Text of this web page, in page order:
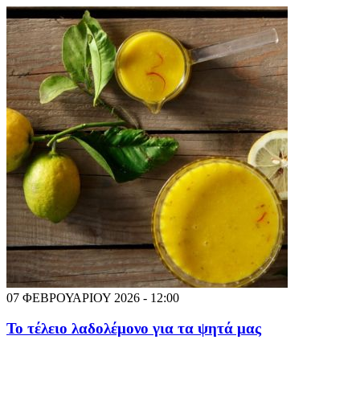
07 ΦΕΒΡΟΥΑΡΙΟΥ 2026 - 12:00
Το τέλειο λαδολέμονο για τα ψητά μας